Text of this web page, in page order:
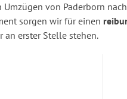
von Paderborn
sorgen wir für einen
an erster Stelle stehen.